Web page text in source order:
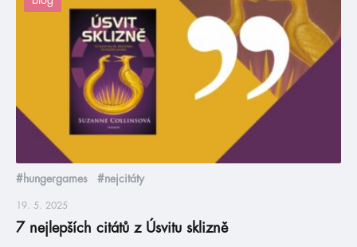
#hungergames #nejcitáty
19. 5. 2025
7 nejlepších citátů z Úsvitu sklizně